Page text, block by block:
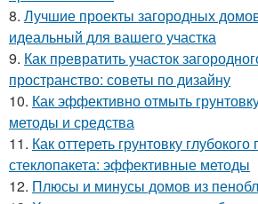
8. Лучшие проекты загородных
идеальный для вашего участка
9. Как превратить участок
пространство: советы по дизайну
10. Как эффективно отмыть
методы и средства
11. Как оттереть грунтовку
стеклопакета: эффективные методы
12. Плюсы и минусы домов из